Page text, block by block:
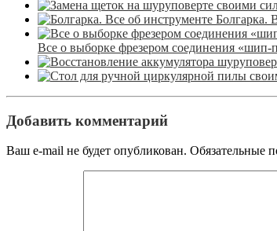
Болгарка.
Все о выборке фрезером соединения «шип-
Добавить комментарий
Ваш e-mail не будет опубликован. Обязательные